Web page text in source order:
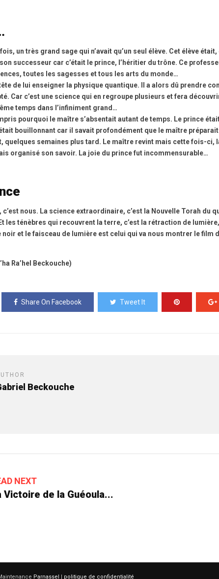
un très grand sage qui n’avait qu’un seul élève. Cet élève
successeur car c’était le prince, l’héritier du trône. Ce
toutes les sagesses et tous les arts du monde…
de lui enseigner la physique quantique. Il a alors dû prendre
Car c’est une science qui en regroupe plusieurs et fera
temps dans l’infiniment grand…
pourquoi le maître s’absentait autant de temps. Le prince
bouillonnant car il savait profondément que le maître
quelques semaines plus tard. Le maître revint mais cette fois-ci,
organisé son savoir. La joie du prince fut incommensurable…
c’est nous. La science extraordinaire, c’est la Nouvelle Torah du
les ténèbres qui recouvrent la terre, c’est la rétraction de
noir et le faisceau de lumière est celui qui va nous montrer le film
Ra’hel Beckouche)
Share On Facebook Tweet It
Beckouche
NEXT
Victoire de la Guéoula...
Parnassel | politique de confidentialité